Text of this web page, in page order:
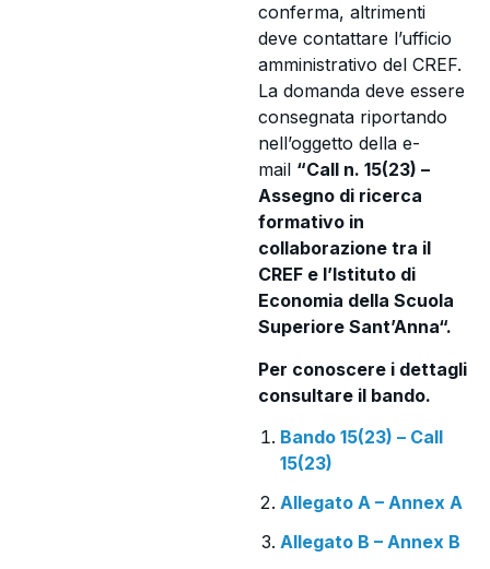
conferma, altrimenti
deve contattare l’ufficio
amministrativo del CREF.
La domanda deve essere
consegnata riportando
nell’oggetto della e-
mail “Call n. 15(23) –
Assegno di ricerca
formativo in
collaborazione tra il
CREF e l’Istituto di
Economia della Scuola
Superiore Sant’Anna“.
Per conoscere i dettagli
consultare il bando.
Bando 15(23) – Call
15(23)
Allegato A – Annex A
Allegato B – Annex B